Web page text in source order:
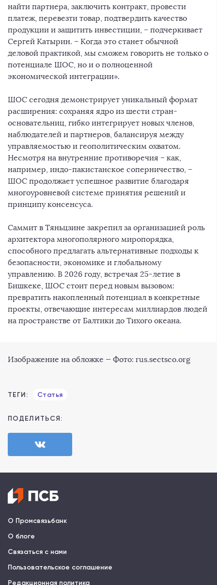
найти партнера, заключить контракт, провести
платеж, перевезти товар, подтвердить качество
продукции и защитить инвестиции, – подчеркивает
Сергей Катырин. – Когда это станет обычной
деловой практикой, мы сможем говорить не только о
потенциале ШОС, но и о полноценной
экономической интеграции».
ШОС сегодня демонстрирует уникальный формат
расширения: сохраняя ядро из шести стран-
основательниц, гибко интегрирует новых членов,
наблюдателей и партнеров, балансируя между
управляемостью и геополитическим охватом.
Несмотря на внутренние противоречия – как,
например, индо-пакистанское соперничество, –
ШОС продолжает успешное развитие благодаря
многоуровневой системе принятия решений и
принципу консенсуса.
Саммит в Тяньцзине закрепил за организацией роль
архитектора многополярного миропорядка,
способного предлагать альтернативные подходы к
безопасности, экономике и глобальному
управлению. В 2026 году, встречая 25-летие в
Бишкеке, ШОС стоит перед новым вызовом:
превратить накопленный потенциал в конкретные
проекты, отвечающие интересам миллиардов людей
на пространстве от Балтики до Тихого океана.
Изображение на обложке — Фото: rus.sectsco.org
ТЕГИ: Статья
ПОДЕЛИТЬСЯ:
О Промсвязьбанк
О блоге
Связаться с нами
Пользовательское соглашение
Редакционная политика